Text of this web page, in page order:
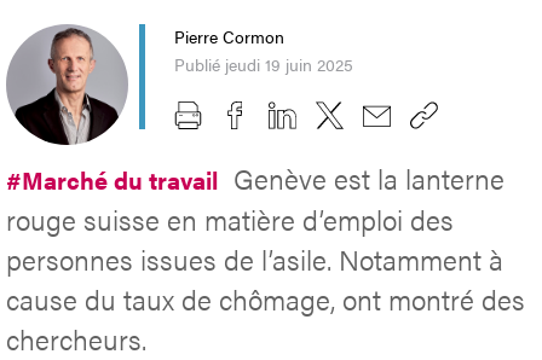
Pierre Cormon
Publié jeudi 19 juin 2025
#Marché du travail Genève est la lanterne
rouge suisse en matière d’emploi des
personnes issues de l’asile. Notamment à
cause du taux de chômage, ont montré des
chercheurs.